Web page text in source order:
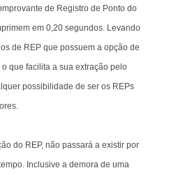
de Registro de Ponto do
em 0,20 segundos. Levando
de REP que possuem a opção de
que facilita a sua extração pelo
possibilidade de ser os REPs
do REP, não passará a existir por
Inclusive a demora de uma